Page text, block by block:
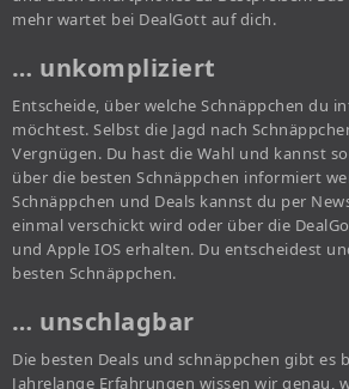
mehr wartet bei DealGott auf dich.
… unkompliziert
Entscheide, über welche Schnäppchen du
möchtest. Selbst die Jagd nach
Vergnügen. Du hast die Wahl und kannst
über die besten Schnäppchen informiert
Schnäppchen und Deals kannst du per
einmal verschickt wird oder über die
und Apple IOS erhalten. Du entscheidest
besten Schnäppchen.
… unschlagbar
Die besten Deals und schnäppchen gibt es
Jahrelange Erfahrungen wissen wir genau,